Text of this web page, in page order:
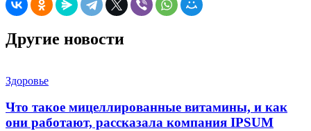
Другие новости
Здоровье
Что такое мицеллированные витамины, и как
они работают, рассказала компания IPSUM